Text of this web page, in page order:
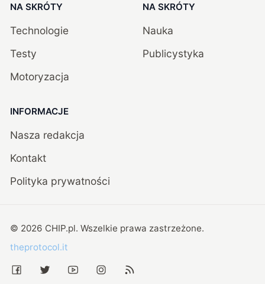
NA SKRÓTY
Technologie
Testy
Motoryzacja
NA SKRÓTY
Nauka
Publicystyka
INFORMACJE
Nasza redakcja
Kontakt
Polityka prywatności
© 2026 CHIP.pl. Wszelkie prawa zastrzeżone.
theprotocol.it